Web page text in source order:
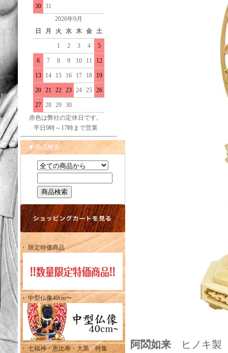
30 31
2026年9月
日
月 火 水 木 金 土
1 2 3 4 5
6 7 8 9 10 11 12
13 14 15 16 17 18 19
20 21 22 23 24 25 26
27 28 29 30
赤色は弊社の定休日です。
平日9時～17時まで営業
▼ 商品検索
・ 限定特価商品
・ 中型仏像40cm〜
・ 七福神・恵比寿・大黒 特集 阿閦如来 ヒノキ製